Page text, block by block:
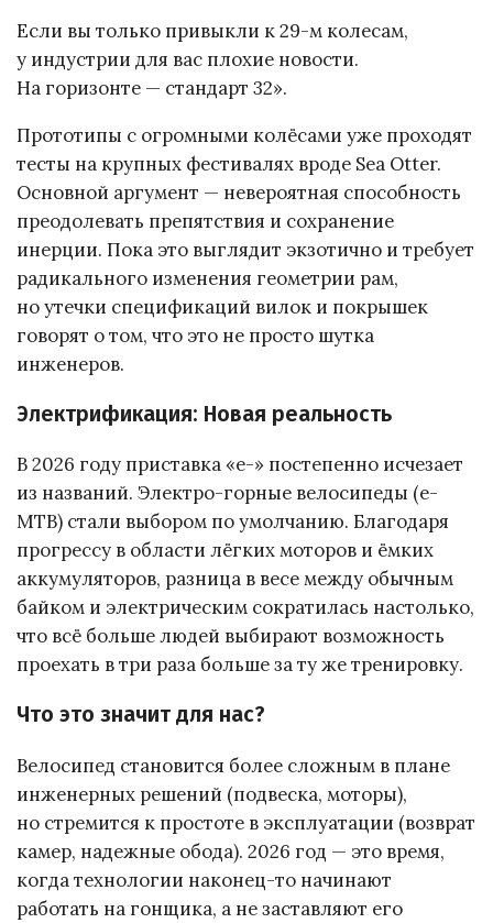
Если вы только привыкли к 29-м колесам,
у индустрии для вас плохие новости.
На горизонте — стандарт 32».
Прототипы с огромными колёсами уже проходят
тесты на крупных фестивалях вроде Sea Otter.
Основной аргумент — невероятная способность
преодолевать препятствия и сохранение
инерции. Пока это выглядит экзотично и требует
радикального изменения геометрии рам,
но утечки спецификаций вилок и покрышек
говорят о том, что это не просто шутка
инженеров.
Электрификация: Новая реальность
В 2026 году приставка «e-» постепенно исчезает
из названий. Электро-горные велосипеды (e-
MTB) стали выбором по умолчанию. Благодаря
прогрессу в области лёгких моторов и ёмких
аккумуляторов, разница в весе между обычным
байком и электрическим сократилась настолько,
что всё больше людей выбирают возможность
проехать в три раза больше за ту же тренировку.
Что это значит для нас?
Велосипед становится более сложным в плане
инженерных решений (подвеска, моторы),
но стремится к простоте в эксплуатации (возврат
камер, надежные обода). 2026 год — это время,
когда технологии наконец-то начинают
работать на гонщика, а не заставляют его